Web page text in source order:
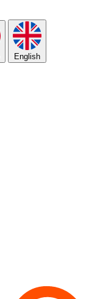
English